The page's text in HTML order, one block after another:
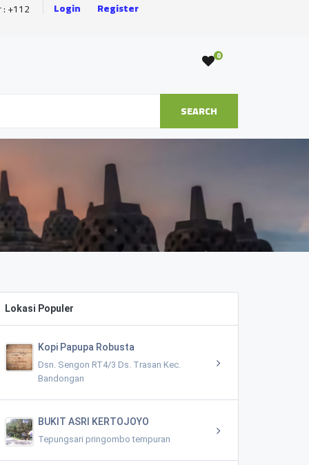
: +112 Login Register
0
SEARCH
Lokasi Populer
Kopi Papupa Robusta
Dsn. Sengon RT4/3 Ds. Trasan Kec.
Bandongan
BUKIT ASRI KERTOJOYO
Tepungsari pringombo tempuran